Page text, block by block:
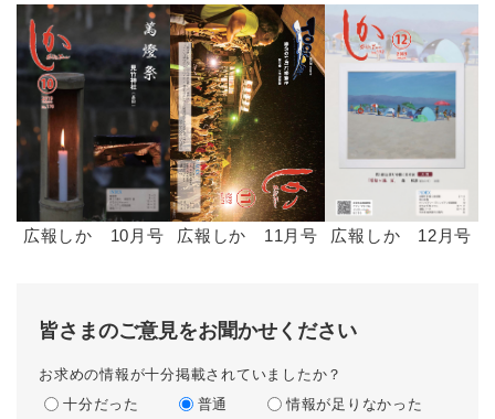
広報しか 10月号 広報しか 11月号 広報しか 12月号
皆さまのご意見をお聞かせください
お求めの情報が十分掲載されていましたか？
十分だった
普通 情報が足りなかった